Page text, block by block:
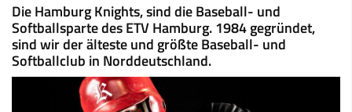
Die Hamburg Knights, sind die Baseball- und
Softballsparte des ETV Hamburg. 1984 gegründet,
sind wir der älteste und größte Baseball- und
Softballclub in Norddeutschland.